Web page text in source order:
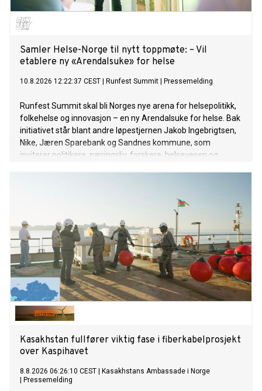
Samler Helse-Norge til nytt toppmøte: – Vil
etablere ny «Arendalsuke» for helse
10.8.2026 12:22:37 CEST Runfest Summit Pressemelding
Runfest Summit skal bli Norges nye arena for helsepolitikk,
folkehelse og innovasjon – en ny Arendalsuke for helse. Bak
initiativet står blant andre løpestjernen Jakob Ingebrigtsen,
Nike, Jæren Sparebank og Sandnes kommune, som
inviterer politikere, næringsliv, forskere, helsevesen og
Kasakhstan fullfører viktig fase i fiberkabelprosjekt
over Kaspihavet
8.8.2026 06:26:10 CEST
Kasakhstans Ambassade i Norge
Pressemelding